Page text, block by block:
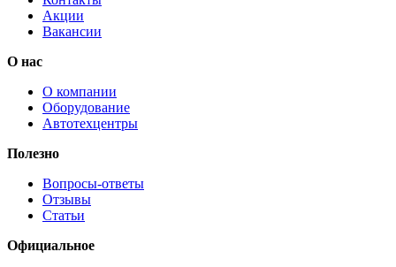
Акции
Вакансии
О нас
О компании
Оборудование
Автотехцентры
Полезно
Вопросы-ответы
Отзывы
Статьи
Официальное